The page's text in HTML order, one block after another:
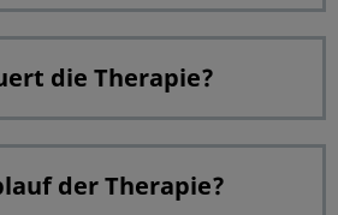
die Therapie?
der Therapie?